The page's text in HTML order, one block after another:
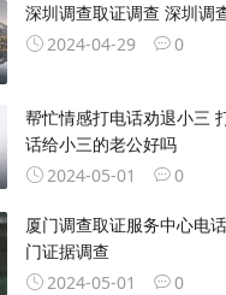
深圳调查取证调查 深圳调
2024-04-29
0
帮忙情感打电话劝退小三
话给小三的老公好吗
2024-05-01
0
厦门调查取证服务中心电
门证据调查
2024-05-01
0